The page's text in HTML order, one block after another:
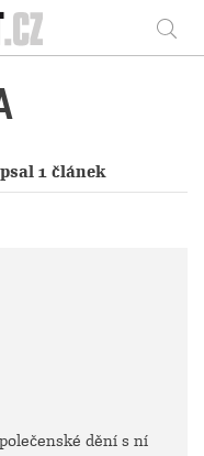
1 článek
dění s ní